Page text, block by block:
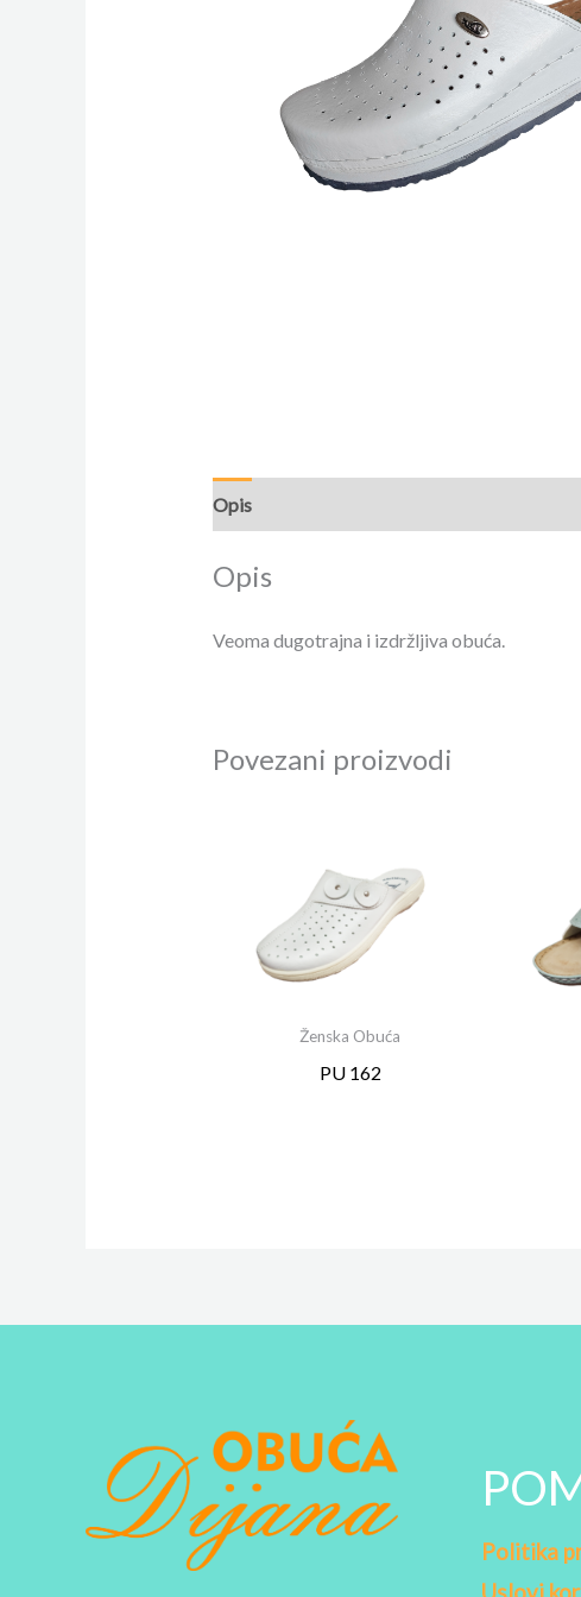
Opis
Opis
Veoma dugotrajna i izdržljiva obuća.
Povezani proizvodi
Ženska Obuća
PU 162
Politika